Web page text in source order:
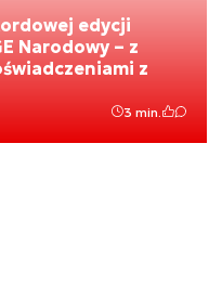
edycji
Narodowy – z
z
3 min.